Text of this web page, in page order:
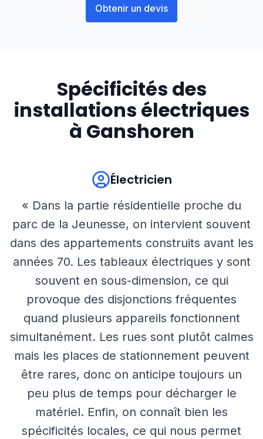
Obtenir un devis
Spécificités des
installations électriques
à Ganshoren
Électricien
« Dans la partie résidentielle proche du
parc de la Jeunesse, on intervient souvent
dans des appartements construits avant les
années 70. Les tableaux électriques y sont
souvent en sous-dimension, ce qui
provoque des disjonctions fréquentes
quand plusieurs appareils fonctionnent
simultanément. Les rues sont plutôt calmes
mais les places de stationnement peuvent
être rares, donc on anticipe toujours un
peu plus de temps pour décharger le
matériel. Enfin, on connaît bien les
spécificités locales, ce qui nous permet